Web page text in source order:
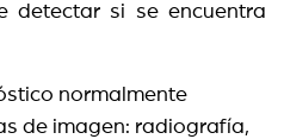
detectar si se encuentra
normalmente
de imagen: radiografía,